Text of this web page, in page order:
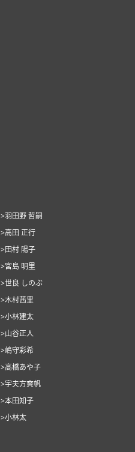
>羽田野 哲嗣
>高田 正行
>田村 陽子
>宮島 明里
>世良 しのぶ
>木村茜里
>小林建太
>山谷正人
>嶋守彩希
>高橋あや子
>宇夫方爽帆
>本田知子
>小林太